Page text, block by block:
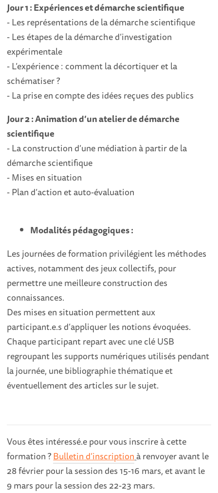
Jour 1 : Expériences et démarche scientifique
- Les représentations de la démarche scientifique
- Les étapes de la démarche d’investigation
expérimentale
- L’expérience : comment la décortiquer et la
schématiser ?
- La prise en compte des idées reçues des publics
Jour 2 : Animation d’un atelier de démarche
scientifique
- La construction d’une médiation à partir de la
démarche scientifique
- Mises en situation
- Plan d’action et auto-évaluation
Modalités pédagogiques :
Les journées de formation privilégient les méthodes
actives, notamment des jeux collectifs, pour
permettre une meilleure construction des
connaissances.
Des mises en situation permettent aux
participant.e.s d’appliquer les notions évoquées.
Chaque participant repart avec une clé USB
regroupant les supports numériques utilisés pendant
la journée, une bibliographie thématique et
éventuellement des articles sur le sujet.
Vous êtes intéressé.e pour vous inscrire à cette
formation ?Bulletin d’inscriptionà renvoyer avant le
28 février pour la session des 15-16 mars, et avant le
9 mars pour la session des 22-23 mars.